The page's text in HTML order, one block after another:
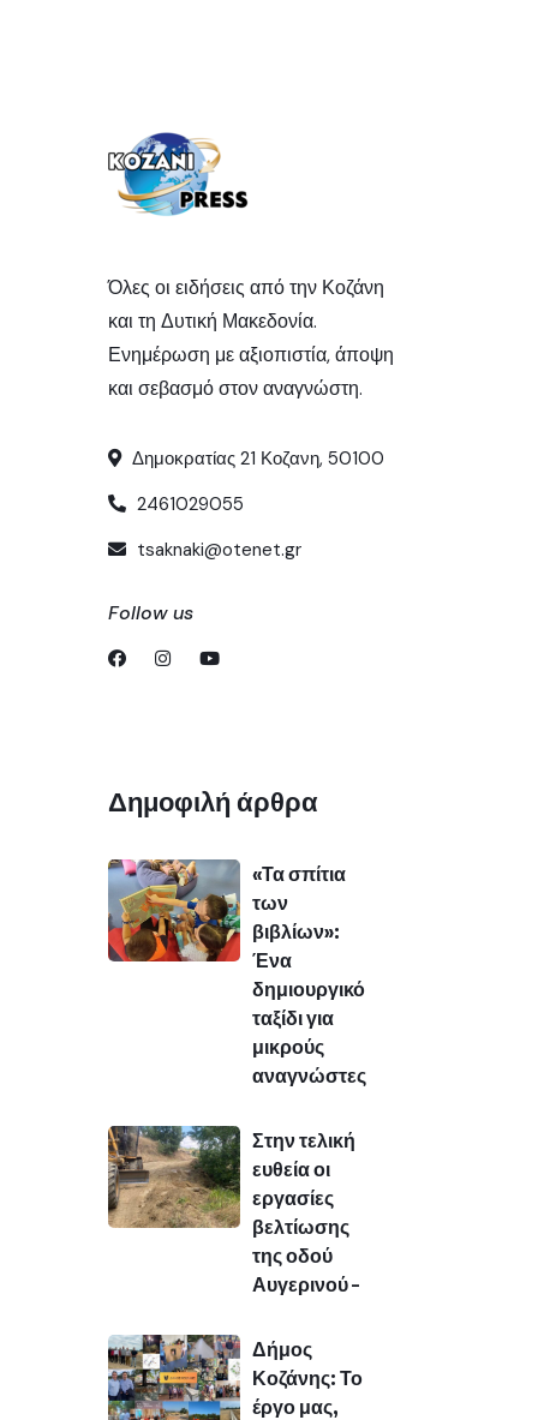
Όλες οι ειδήσεις από την Κοζάνη
και τη Δυτική Μακεδονία.
Ενημέρωση με αξιοπιστία, άποψη
και σεβασμό στον αναγνώστη.
Δημοκρατίας 21 Κοζανη, 50100
2461029055
tsaknaki@otenet.gr
Follow us
Δημοφιλή άρθρα
«Τα σπίτια
των
βιβλίων»:
Ένα
δημιουργικό
ταξίδι για
μικρούς
αναγνώστες
Στην τελική
ευθεία οι
εργασίες
βελτίωσης
της οδού
Αυγερινού –
Δήμος
Κοζάνης: Το
έργο μας,